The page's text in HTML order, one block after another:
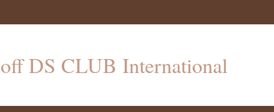
DS CLUB International